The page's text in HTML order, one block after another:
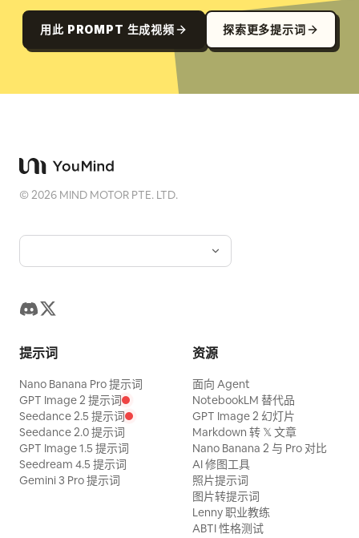
用此 PROMPT 生成视频 探索更多提示词
©2026 MIND MOTOR PTE. LTD.
提示词
Nano Banana Pro 提示词
GPT Image 2 提示词
Seedance 2.5 提示词
Seedance 2.0 提示词
GPT Image 1.5 提示词
Seedream 4.5 提示词
Gemini 3 Pro 提示词
资源
面向 Agent
NotebookLM 替代品
GPT Image 2 幻灯片
Markdown 转 𝕏 文章
Nano Banana 2 与 Pro 对比
AI 修图工具
照片提示词
图片转提示词
Lenny 职业教练
ABTI 性格测试